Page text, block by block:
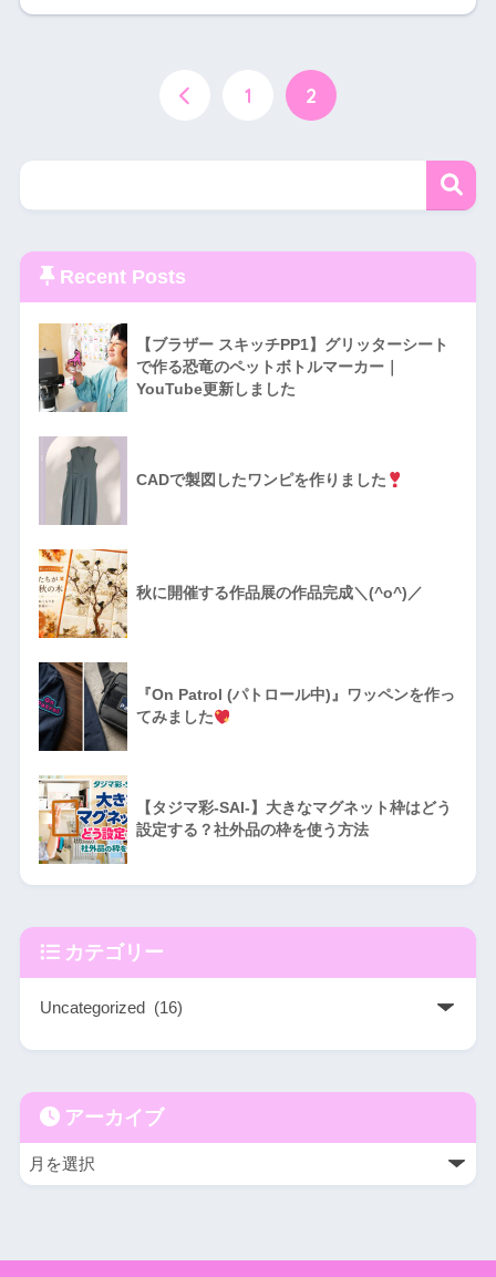
1 2
Recent Posts
【ブラザー スキッチPP1】グリッターシート
で作る恐竜のペットボトルマーカー｜
YouTube更新しました
CADで製図したワンピを作りました
秋に開催する作品展の作品完成＼(^o^)／
『On Patrol (パトロール中)』ワッペンを作っ
てみました
【タジマ彩-SAI-】大きなマグネット枠はどう
設定する？社外品の枠を使う方法
カテゴリー
アーカイブ